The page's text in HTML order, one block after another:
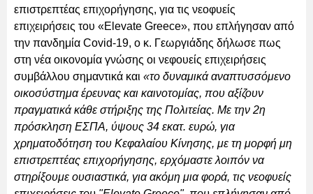
επιστρεπτέας επιχορήγησης, για τις νεοφυείς
επιχειρήσεις του «Elevate Greece», που επλήγησαν από
την πανδημία Covid-19, ο κ. Γεωργιάδης δήλωσε πως
στη νέα οικονομία γνώσης οι νεφουείς επιχειρήσεις
συμβάλλου σημαντικά και «το δυναμικά αναπτυσσόμενο
οικοσύστημα έρευνας και καινοτομίας, που αξίζουν
πραγματικά κάθε στήριξης της Πολιτείας. Με την 2η
πρόσκληση ΕΣΠΑ, ύψους 34 εκατ. ευρώ, για
χρηματοδότηση του Κεφαλαίου Κίνησης, με τη μορφή μη
επιστρεπτέας επιχορήγησης, ερχόμαστε λοιπόν να
στηρίξουμε ουσιαστικά, για ακόμη μια φορά, τις νεοφυείς